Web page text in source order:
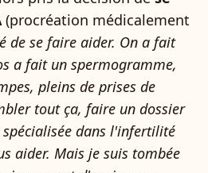
(procréation médicalement
de se faire aider. On a fait
a fait un spermogramme,
pleins de prises de
tout ça, faire un dossier
dans l'infertilité
aider. Mais je suis tombée